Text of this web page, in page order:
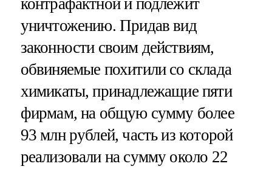
контрафактной и подлежит
уничтожению. Придав вид
законности своим действиям,
обвиняемые похитили со склада
химикаты, принадлежащие пяти
фирмам, на общую сумму более
93 млн рублей, часть из которой
реализовали на сумму около 22